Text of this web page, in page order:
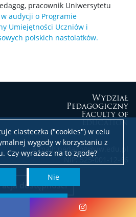
Społecznych
Rozwoju
ciasteczka ("cookies") w celu
wygody w korzystaniu z
Czy wyrażasz na to zgodę?
Nie
pracownik Uniwersytetu
w audycji o Programie
Umiejętności Uczniów i
polskich nastolatków.
Wydział
Pedagogiczny
Faculty of
Education
e-mail: pedagog@uw.edu.pl
NIP: 525-001-12-66
dostępności